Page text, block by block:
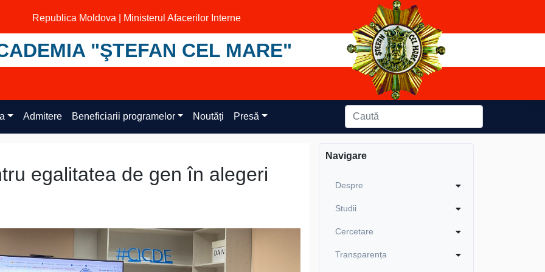
Republica Moldova | Ministerul Afacerilor Interne
"ŞTEFAN CEL MARE"
Admitere Beneficiarii programelor Noutăți Presă
egalitatea de gen în alegeri
Navigare
Despre
Studii
Cercetare
Transparența